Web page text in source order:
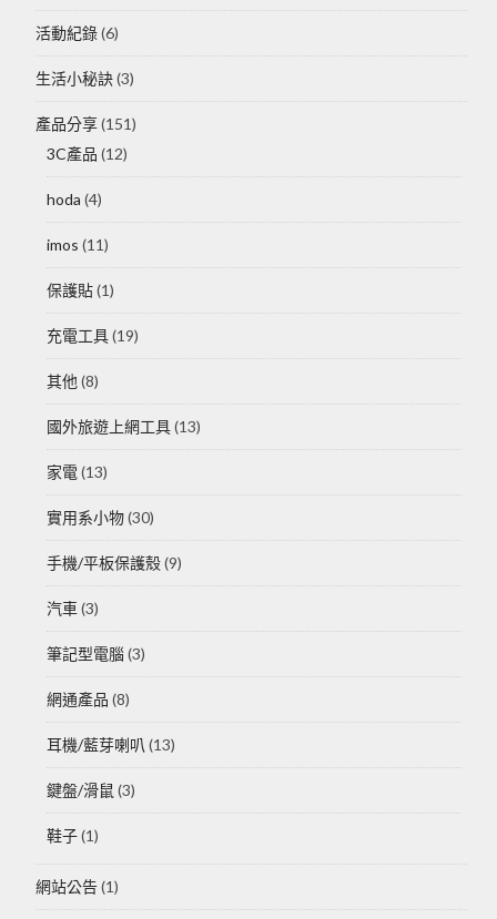
活動紀錄(6)
生活小秘訣(3)
產品分享(151)
3C產品 (12)
hoda (4)
imos (11)
保護貼(1)
充電工具(19)
其他 (8)
國外旅遊上網工具(13)
家電 (13)
實用系小物(30)
手機/平板保護殼(9)
汽車 (3)
筆記型電腦(3)
網通產品 (8)
耳機/藍芽喇叭 (13)
鍵盤/滑鼠 (3)
鞋子(1)
網站公告(1)